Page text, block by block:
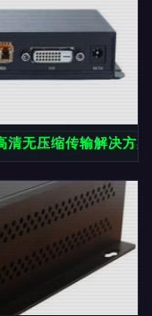
无压缩传输解决方案